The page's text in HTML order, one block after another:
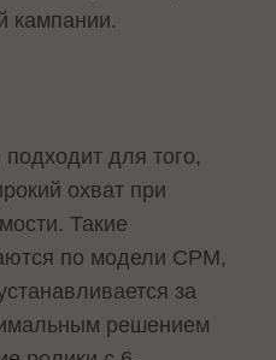
кампании.
для того,
охват при
Такие
по модели CPM,
за
решением